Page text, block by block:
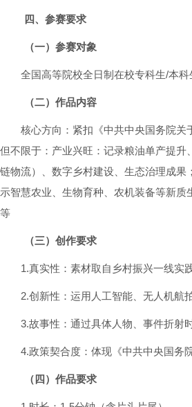
四、参赛要求
（一）参赛对象
全国高等院校全日制在校专科生/本
（二）作品内容
核心方向：紧扣《中共中央国务院
但不限于：产业兴旺：记录粮油单产提
链物流）、数字乡村建设、生态治理成
示智慧农业、生物育种、农机装备等新
等
（三）创作要求
1.真实性：素材取自乡村振兴一线实
2.创新性：运用人工智能、无人机航
3.故事性：通过具体人物、事件折射
4.政策契合度：体现《中共中央国务
（四）作品要求